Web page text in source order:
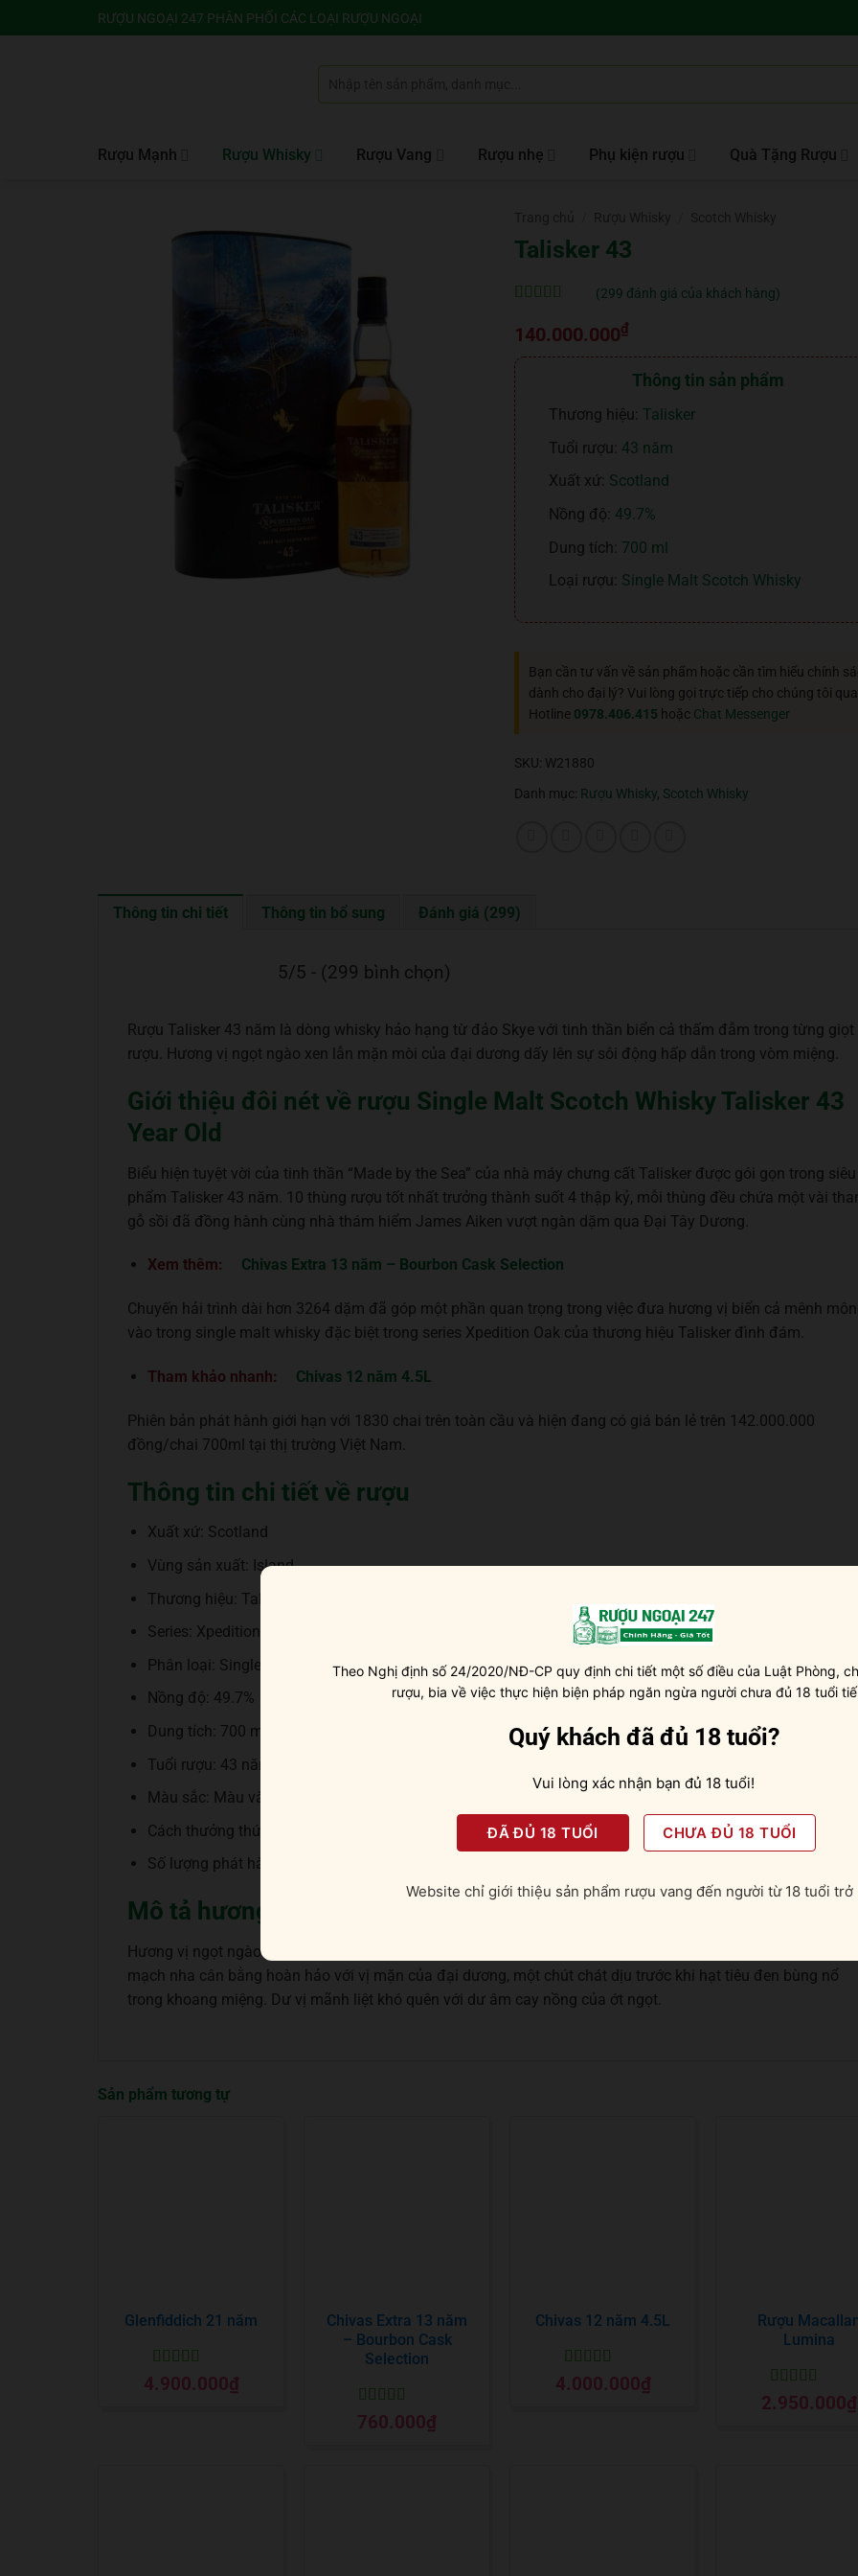
qua
RƯỢU NGOẠI 247 PHÂN PHỐI CÁC LOẠI RƯỢU NGOẠI
Rượu Mạnh Rượu Whisky Rượu Vang Rượu nhẹ Phụ kiện rượu Quà Tặng Rượu
Talisker 43
trênđánh
giá
(299 đánh giá của khách hàng)
140.000.000₫
Thông tin sản phẩm
Thương hiệu: Talisker
Tuổi rượu: 43 năm
Xuất xứ: Scotland
Nồng độ: 49.7%
Dung tích: 700 ml
Loại rượu: Single Malt Scotch Whisky
Bạn cần tư vấn về sản phẩm hoặc cần tìm hiểu chính
dành cho đại lý? Vui lòng gọi trực tiếp cho chúng tôi qua
Hotline 0978.406.415 hoặc Chat Messenger
SKU: W21880
Danh mục: Rượu Whisky, Scotch Whisky
Thông tin chi tiết Thông tin bổ sung Đánh giá (299)
5/5 - (299 bình chọn)
Rượu Talisker 43 năm là dòng whisky hảo hạng từ đảo Skye với tinh thần biển cả thấm đẫm trong từng giọt
rượu. Hương vị ngọt ngào xen lẫn mặn mòi của đại dương dấy lên sự sôi động hấp dẫn trong vòm miệng.
Giới thiệu đôi nét về rượu Single Malt Scotch Whisky Talisker 43
Year Old
Biểu hiện tuyệt vời của tinh thần “Made by the Sea” của nhà máy chưng cất Talisker được gói gọn trong siêu
phẩm Talisker 43 năm. 10 thùng rượu tốt nhất trưởng thành suốt 4 thập kỷ, mỗi thùng đều chứa một vài
gỗ sồi đã đồng hành cùng nhà thám hiểm James Aiken vượt ngàn dặm qua Đại Tây Dương.
Xem thêm: Chivas Extra 13 năm – Bourbon Cask Selection
Chuyến hải trình dài hơn 3264 dặm đã góp một phần quan trọng trong việc đưa hương vị biển cả mênh
vào trong single malt whisky đặc biệt trong series Xpedition Oak của thương hiệu Talisker đình đám.
Tham khảo nhanh: Chivas 12 năm 4.5L
Phiên bản phát hành giới hạn với 1830 chai trên toàn cầu và hiện đang có giá bán lẻ trên 142.000.000
đồng/chai 700ml tại thị trường Việt Nam.
Thông tin chi tiết về rượu
Xuất xứ: Scotland
Vùng sản xuất: Island
Thương hiệu: Talisker
Series: Xpedition Oak
Phân loại: Single Malt Scotch Whisky
Nồng độ: 49.7%
Dung tích: 700 ml
Tuổi rượu: 43 năm (đóng chai năm 2021)
Màu sắc: Màu vàng hổ phách đậm đà
Cách thưởng thức: Uống nguyên chất, thêm đá viên, pha chế cocktail
Số lượng phát hành: 1830 chai
Mô tả hương vị rượu
Hương vị ngọt ngào sống động với sự bổ sung hương vị hàng hải tuyệt đỉnh vào từng giọt rượu. Vị ngọt của
mạch nha cân bằng hoàn hảo với vị mặn của đại dương, một chút chát dịu trước khi hạt tiêu đen bùng nổ
trong khoang miệng. Dư vị mãnh liệt khó quên với dư âm cay nồng của ớt ngọt.
Sản phẩm tương tự
Glenfiddich 21 năm
Được xếp
hạng55 sao
4.900.000₫
Chivas Extra 13 năm
– Bourbon Cask
Selection
Được xếp
hạng55 sao
760.000₫
Chivas 12 năm 4.5L
Được xếp
hạng55 sao
4.000.000₫
Rượu
Lumina
Được xếp
hạng55 sao
2.950.000₫
Theo Nghị định số 24/2020/NĐ-CP quy định chi tiết một số điều của Luật Phòng,
rượu, bia về việc thực hiện biện pháp ngăn ngừa người chưa đủ 18 tuổi
Quý khách đã đủ 18 tuổi?
Vui lòng xác nhận bạn đủ 18 tuổi!
ĐÃ ĐỦ 18 TUỔI CHƯA ĐỦ 18 TUỔI
Website chỉ giới thiệu sản phẩm rượu vang đến người từ 18 tuổi trở